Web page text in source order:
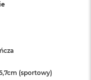
(sportowy)